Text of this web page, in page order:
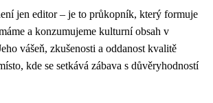
jen editor – je to průkopník, který formuje
a konzumujeme kulturní obsah v
vášeň, zkušenosti a oddanost kvalitě
kde se setkává zábava s důvěryhodností